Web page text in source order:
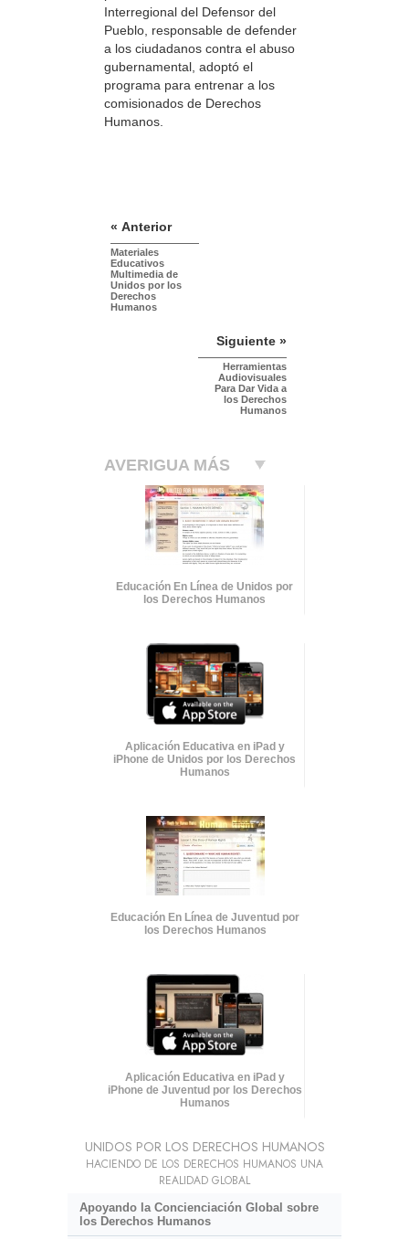
Interregional del Defensor del
Pueblo, responsable de defender
a los ciudadanos contra el abuso
gubernamental, adoptó el
programa para entrenar a los
comisionados de Derechos
Humanos.
« Anterior
Materiales
Educativos
Multimedia de
Unidos por los
Derechos
Humanos
Siguiente »
Herramientas
Audiovisuales
Para Dar Vida a
los Derechos
Humanos
AVERIGUA MÁS
Educación En Línea de Unidos por
los Derechos Humanos
Aplicación Educativa en iPad y
iPhone de Unidos por los Derechos
Humanos
Educación En Línea de Juventud por
los Derechos Humanos
Aplicación Educativa en iPad y
iPhone de Juventud por los Derechos
Humanos
UNIDOS POR LOS DERECHOS HUMANOS
HACIENDO DE LOS DERECHOS HUMANOS UNA
REALIDAD GLOBAL
Apoyando la Concienciación Global sobre
los Derechos Humanos